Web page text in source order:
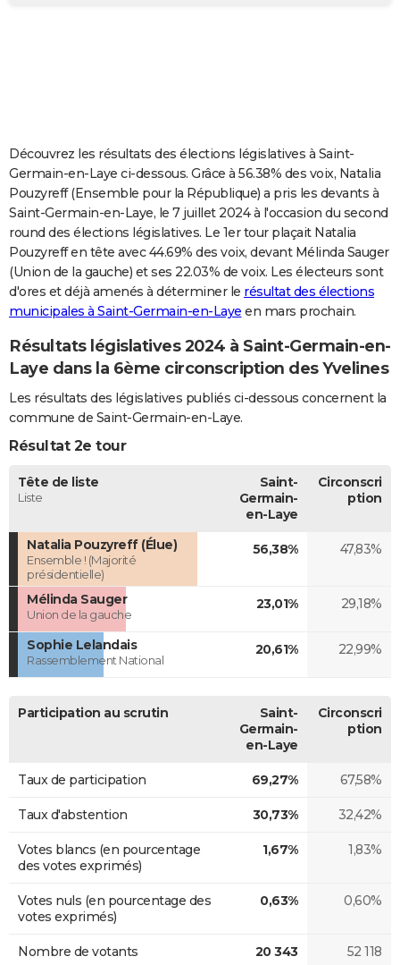
Carte de Noël
Carte Bonne année
Carte Saint-Valentin
Carte Pâques
Carte d'anniversaire
DICTIONNAIRE
Dictionnaire
Biographies
Citations
Expressions
Proverbes
PROGRAMME TV
COPAINS D'AVANT
S'inscrire
Se connecter
Lycées
Collèges
Primaires
Universités
Entreprises
Service militaire
Avis de recherche
AVIS DE DÉCÈS
FORUM
Bricolage
Lifestyle
Culture
Sport
Auto
Television
Voyage
Cinema
Découvrez les résultats des élections législatives à Saint-
Germain-en-Laye ci-dessous. Grâce à 56.38% des voix, Natalia
Pouzyreff (Ensemble pour la République) a pris les devants à
Saint-Germain-en-Laye, le 7 juillet 2024 à l'occasion du second
round des élections législatives. Le 1er tour plaçait Natalia
Pouzyreff en tête avec 44.69% des voix, devant Mélinda Sauger
(Union de la gauche) et ses 22.03% de voix. Les électeurs sont
d'ores et déjà amenés à déterminer le résultat des élections
municipales à Saint-Germain-en-Laye en mars prochain.
Résultats législatives 2024 à Saint-Germain-en-
Laye dans la 6ème circonscription des Yvelines
Les résultats des législatives publiés ci-dessous concernent la
commune de Saint-Germain-en-Laye.
Résultat 2e tour
Tête de liste
Liste
Saint-
Germain-
en-Laye
Circonscri
ption
Natalia Pouzyreff (Élue)
Ensemble ! (Majorité
présidentielle)
56,38% 47,83%
Mélinda Sauger
Union de la gauche
23,01% 29,18%
Sophie Lelandais
Rassemblement National
20,61% 22,99%
Participation au scrutin
Saint-
Germain-
en-Laye
Circonscri
ption
Taux de participation 69,27% 67,58%
Taux d'abstention 30,73% 32,42%
Votes blancs (en pourcentage
des votes exprimés)
1,67% 1,83%
Votes nuls (en pourcentage des
votes exprimés)
0,63% 0,60%
Nombre de votants 20 343 52 118